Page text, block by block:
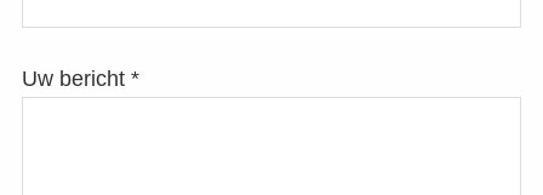
Uw bericht *